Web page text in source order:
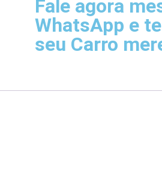
Fale agora
WhatsApp e
seu Carro